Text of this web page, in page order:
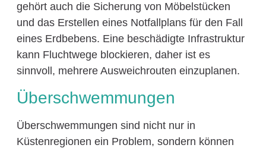
gehört auch die Sicherung von Möbelstücken
und das Erstellen eines Notfallplans für den Fall
eines Erdbebens. Eine beschädigte Infrastruktur
kann Fluchtwege blockieren, daher ist es
sinnvoll, mehrere Ausweichrouten einzuplanen.
Überschwemmungen
Überschwemmungen sind nicht nur in
Küstenregionen ein Problem, sondern können